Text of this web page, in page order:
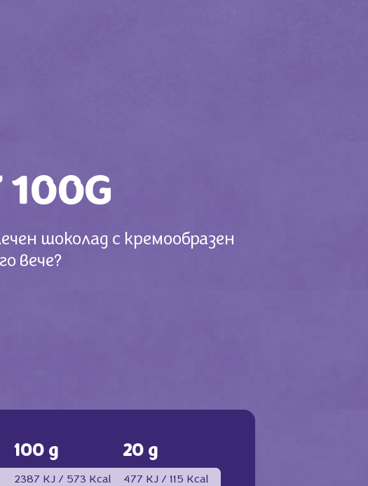
100G
шоколад с кремообразен
вече?
100 g 20 g
2387 KJ / 573 Kcal 477 KJ / 115 Kcal